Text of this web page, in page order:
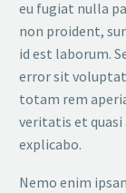
eu fugiat nulla
non proident,
id est laborum.
error sit
totam rem
veritatis et
explicabo.
Nemo enim